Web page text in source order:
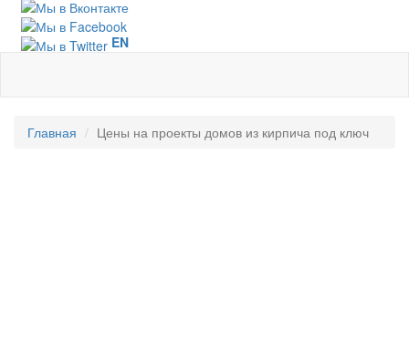
EN
Главная Цены на проекты домов из кирпича под ключ